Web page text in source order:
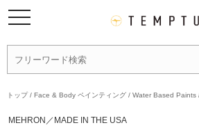
トップ/ Face & Body ペインティング / Water Based Paints
MEHRON／MADE IN THE USA